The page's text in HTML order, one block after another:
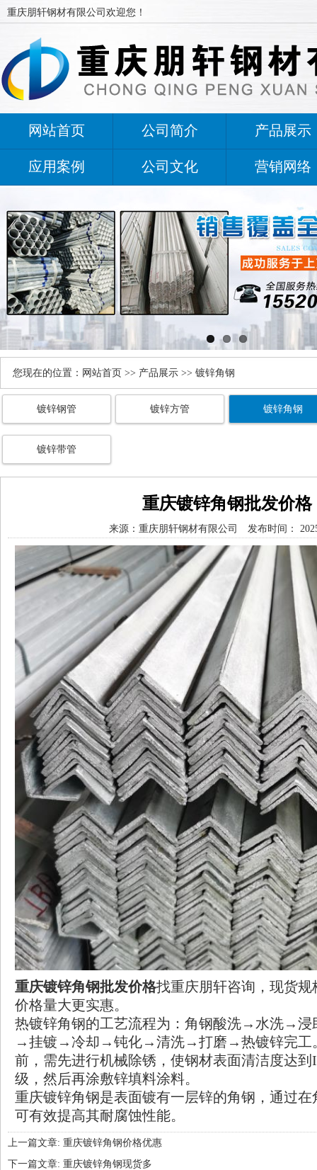
重庆朋轩钢材有限公司欢迎您！
网站首页 公司简介 产品展示
应用案例 公司文化 营销网络
您现在的位置： 网站首页 >> 产品展示 >> 镀锌角钢
镀锌钢管 镀锌方管 镀锌角钢
镀锌带管
重庆镀锌角钢批发价格
来源： 重庆朋轩钢材有限公司 发布时间：
重庆镀锌角钢批发价格找重庆朋轩咨询，现货
价格量大更实惠。
热镀锌角钢的工艺流程为：角钢酸洗→水洗→
→挂镀→冷却→钝化→清洗→打磨→热镀锌完工
前，需先进行机械除锈，使钢材表面清洁度达到
级，然后再涂敷锌填料涂料。
重庆镀锌角钢是表面镀有一层锌的角钢，通过
可有效提高其耐腐蚀性能。
上一篇文章: 重庆镀锌角钢价格优惠
下一篇文章: 重庆镀锌角钢现货多